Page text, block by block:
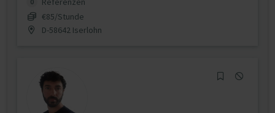
€85/Stunde
D-58642 Iserlohn